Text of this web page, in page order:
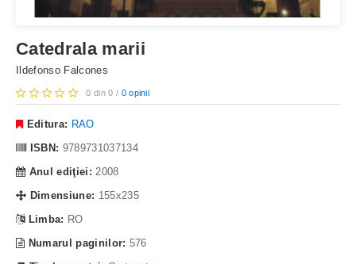
Catedrala marii
Ildefonso Falcones
0 din 0 / 0 opinii
Editura: RAO
ISBN: 9789731037134
Anul ediţiei: 2008
Dimensiune: 155x235
Limba: RO
Numarul paginilor: 576